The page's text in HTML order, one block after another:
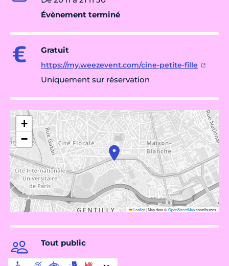
Évènement terminé
Gratuit
https://my.weezevent.com/cine-petite-fille
Uniquement sur réservation
+
−
Leaflet|Map data ©OpenStreetMapcontributors
Tout public